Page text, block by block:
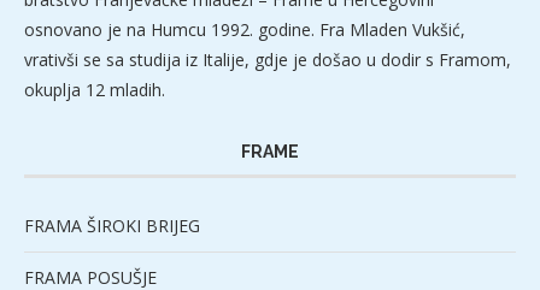
osnovano je na Humcu 1992. godine. Fra Mladen Vukšić,
vrativši se sa studija iz Italije, gdje je došao u dodir s Framom,
okuplja 12 mladih.
FRAME
FRAMA ŠIROKI BRIJEG
FRAMA POSUŠJE